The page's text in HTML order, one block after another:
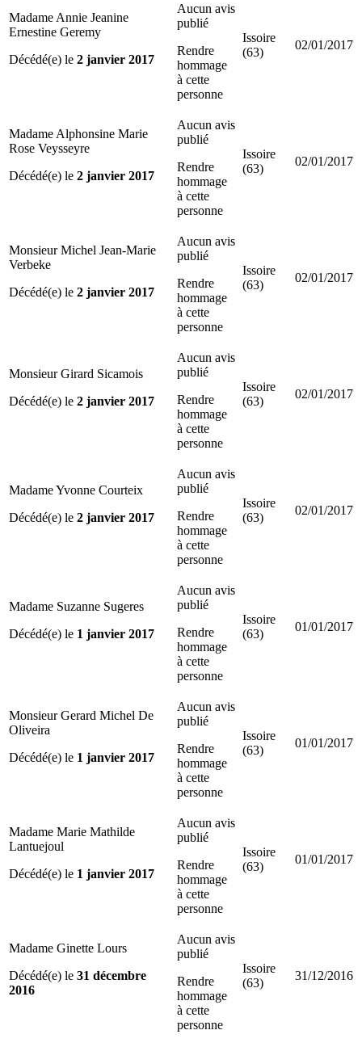
Madame Annie Jeanine
Ernestine Geremy
Décédé(e) le 2 janvier 2017
Aucun avis
publié
Rendre
hommage
à cette
personne
Issoire
(63)
02/01/2017
Madame Alphonsine Marie
Rose Veysseyre
Décédé(e) le 2 janvier 2017
Aucun avis
publié
Rendre
hommage
à cette
personne
Issoire
(63)
02/01/2017
Monsieur Michel Jean-Marie
Verbeke
Décédé(e) le 2 janvier 2017
Aucun avis
publié
Rendre
hommage
à cette
personne
Issoire
(63)
02/01/2017
Monsieur Girard Sicamois
Décédé(e) le 2 janvier 2017
Aucun avis
publié
Rendre
hommage
à cette
personne
Issoire
(63)
02/01/2017
Madame Yvonne Courteix
Décédé(e) le 2 janvier 2017
Aucun avis
publié
Rendre
hommage
à cette
personne
Issoire
(63)
02/01/2017
Madame Suzanne Sugeres
Décédé(e) le 1 janvier 2017
Aucun avis
publié
Rendre
hommage
à cette
personne
Issoire
(63)
01/01/2017
Monsieur Gerard Michel De
Oliveira
Décédé(e) le 1 janvier 2017
Aucun avis
publié
Rendre
hommage
à cette
personne
Issoire
(63)
01/01/2017
Madame Marie Mathilde
Lantuejoul
Décédé(e) le 1 janvier 2017
Aucun avis
publié
Rendre
hommage
à cette
personne
Issoire
(63)
01/01/2017
Madame Ginette Lours
Décédé(e) le 31 décembre
2016
Aucun avis
publié
Rendre
hommage
à cette
personne
Issoire
(63)
31/12/2016